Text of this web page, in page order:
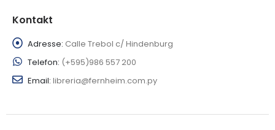
Kontakt
Adresse: Calle Trebol c/ Hindenburg
Telefon: (+595)986 557 200
Email: libreria@fernheim.com.py